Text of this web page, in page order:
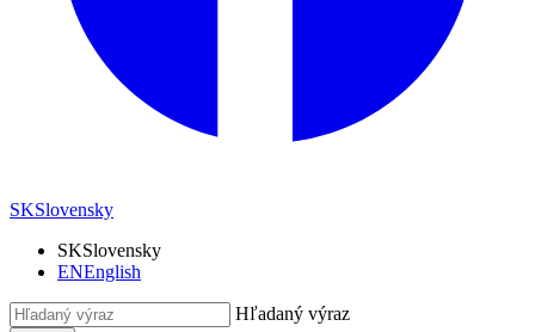
SKSlovensky
SKSlovensky
ENEnglish
Hľadaný výraz